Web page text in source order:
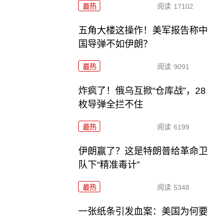
最热 阅读 17102
五角大楼这操作！美军报告称中
国导弹不如伊朗？
最热 阅读 9091
炸疯了！俄乌互掀“仓库战”，28
枚导弹全拦不住
最热 阅读 6199
伊朗赢了？这是特朗普给革命卫
队下“精准毒计”
最热 阅读 5348
一张纸条引发血案：美国为何要